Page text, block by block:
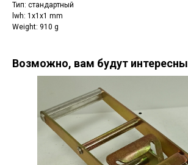
Тип: стандартный
lwh: 1x1x1 mm
Weight: 910 g
Возможно, вам будут интересны